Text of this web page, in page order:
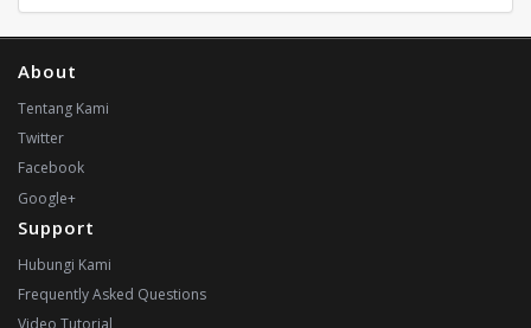
About
Tentang Kami
Twitter
Facebook
Google+
Support
Hubungi Kami
Frequently Asked Questions